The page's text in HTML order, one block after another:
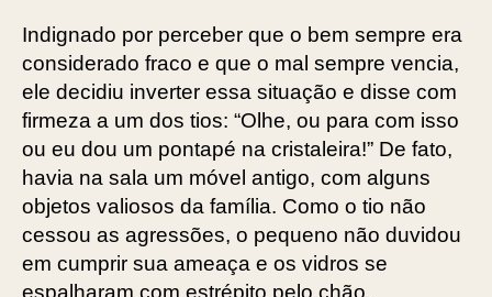
Indignado por perceber que o bem sempre era
considerado fraco e que o mal sempre vencia,
ele decidiu inverter essa situação e disse com
firmeza a um dos tios: “Olhe, ou para com isso
ou eu dou um pontapé na cristaleira!” De fato,
havia na sala um móvel antigo, com alguns
objetos valiosos da família. Como o tio não
cessou as agressões, o pequeno não duvidou
em cumprir sua ameaça e os vidros se
espalharam com estrépito pelo chão.